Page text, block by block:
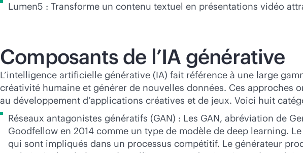
Lumen5 : Transforme un contenu textuel en présentations vidéo
Composants de l’IA générative
L’intelligence artificielle générative (IA) fait référence à une large
créativité humaine et générer de nouvelles données. Ces approches
au développement d’applications créatives et de jeux. Voici huit
Réseaux antagonistes génératifs (GAN) : Les GAN, abréviation de
Goodfellow en 2014 comme un type de modèle de deep learning.
qui sont impliqués dans un processus compétitif. Le générateur